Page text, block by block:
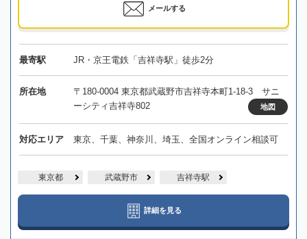
メールする
最寄駅 JR・京王電鉄「吉祥寺駅」徒歩2分
所在地
〒180-0004 東京都武蔵野市吉祥寺本町1-18-3 サニ
ーシティ吉祥寺802
地図
対応エリア 東京、千葉、神奈川、埼玉、全国オンライン相談可
東京都 武蔵野市 吉祥寺駅
詳細を見る